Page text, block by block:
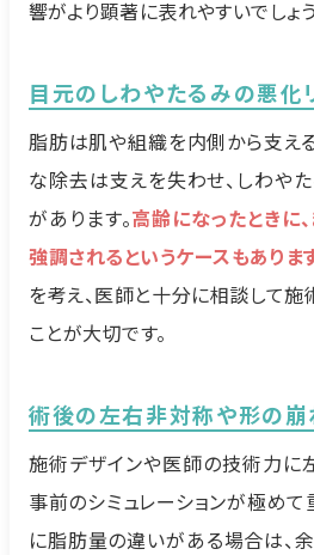
響がより顕著に表れやすいでしょう
目元のしわやたるみの悪化
脂肪は肌や組織を内側から支え
な除去は支えを失わせ、しわや
があります。高齢になったときに
強調されるというケースもありま
を考え、医師と十分に相談して施
ことが大切です。
術後の左右非対称や形の崩
施術デザインや医師の技術力に
事前のシミュレーションが極め
に脂肪量の違いがある場合は、